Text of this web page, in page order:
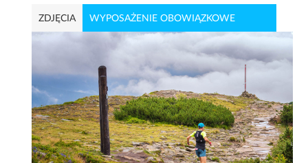
ZDJĘCIA WYPOSAŻENIE OBOWIĄZKOWE